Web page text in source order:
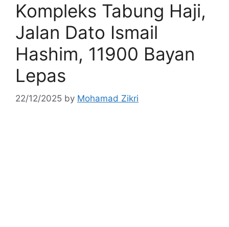
Kompleks Tabung Haji,
Jalan Dato Ismail
Hashim, 11900 Bayan
Lepas
22/12/2025 by Mohamad Zikri